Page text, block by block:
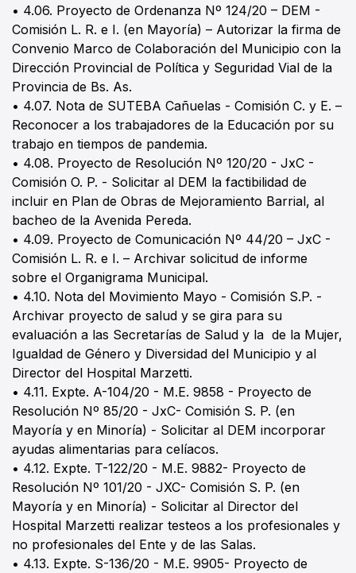
• 4.06. Proyecto de Ordenanza Nº 124/20 – DEM -
Comisión L. R. e I. (en Mayoría) – Autorizar la firma de
Convenio Marco de Colaboración del Municipio con la
Dirección Provincial de Política y Seguridad Vial de la
Provincia de Bs. As.
• 4.07. Nota de SUTEBA Cañuelas - Comisión C. y E. –
Reconocer a los trabajadores de la Educación por su
trabajo en tiempos de pandemia.
• 4.08. Proyecto de Resolución Nº 120/20 - JxC -
Comisión O. P. - Solicitar al DEM la factibilidad de
incluir en Plan de Obras de Mejoramiento Barrial, al
bacheo de la Avenida Pereda.
• 4.09. Proyecto de Comunicación Nº 44/20 – JxC -
Comisión L. R. e I. – Archivar solicitud de informe
sobre el Organigrama Municipal.
• 4.10. Nota del Movimiento Mayo - Comisión S.P. -
Archivar proyecto de salud y se gira para su
evaluación a las Secretarías de Salud y la de la Mujer,
Igualdad de Género y Diversidad del Municipio y al
Director del Hospital Marzetti.
• 4.11. Expte. A-104/20 - M.E. 9858 - Proyecto de
Resolución Nº 85/20 - JxC- Comisión S. P. (en
Mayoría y en Minoría) - Solicitar al DEM incorporar
ayudas alimentarias para celíacos.
• 4.12. Expte. T-122/20 - M.E. 9882- Proyecto de
Resolución Nº 101/20 - JXC- Comisión S. P. (en
Mayoría y en Minoría) - Solicitar al Director del
Hospital Marzetti realizar testeos a los profesionales y
no profesionales del Ente y de las Salas.
• 4.13. Expte. S-136/20 - M.E. 9905- Proyecto de